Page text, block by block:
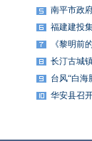
南平市政
福建建投
《黎明前
长汀古城
台风“白海
华安县召